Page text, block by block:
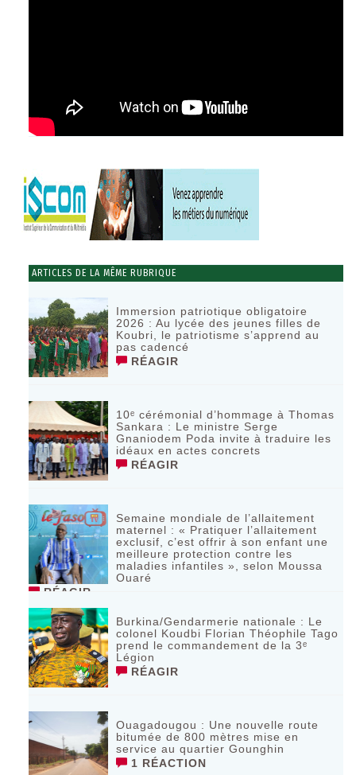
ARTICLES DE LA MÊME RUBRIQUE
Immersion patriotique obligatoire
2026 : Au lycée des jeunes filles de
Koubri, le patriotisme s’apprend au
pas cadencé
RÉAGIR
10ᵉ cérémonial d’hommage à Thomas
Sankara : Le ministre Serge
Gnaniodem Poda invite à traduire les
idéaux en actes concrets
RÉAGIR
Semaine mondiale de l’allaitement
maternel : « Pratiquer l’allaitement
exclusif, c’est offrir à son enfant une
meilleure protection contre les
maladies infantiles », selon Moussa
Ouaré
RÉAGIR
Burkina/Gendarmerie nationale : Le
colonel Koudbi Florian Théophile Tago
prend le commandement de la 3ᵉ
Légion
RÉAGIR
Ouagadougou : Une nouvelle route
bitumée de 800 mètres mise en
service au quartier Gounghin
1 RÉACTION